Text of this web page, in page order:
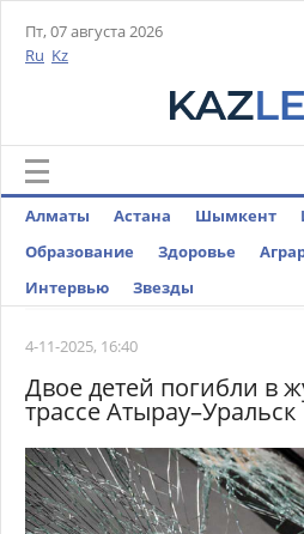
Пт, 07 августа 2026
Ru Kz
Алматы Астана Шымкент
Образование
Здоровье
Интервью
Звезды
4-11-2025, 16:40
Двое детей погибли в
трассе Атырау–Уральск